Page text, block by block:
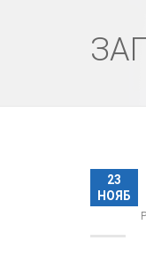
23
НОЯБ